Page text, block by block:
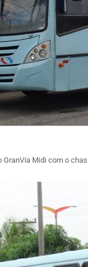
Midi com o